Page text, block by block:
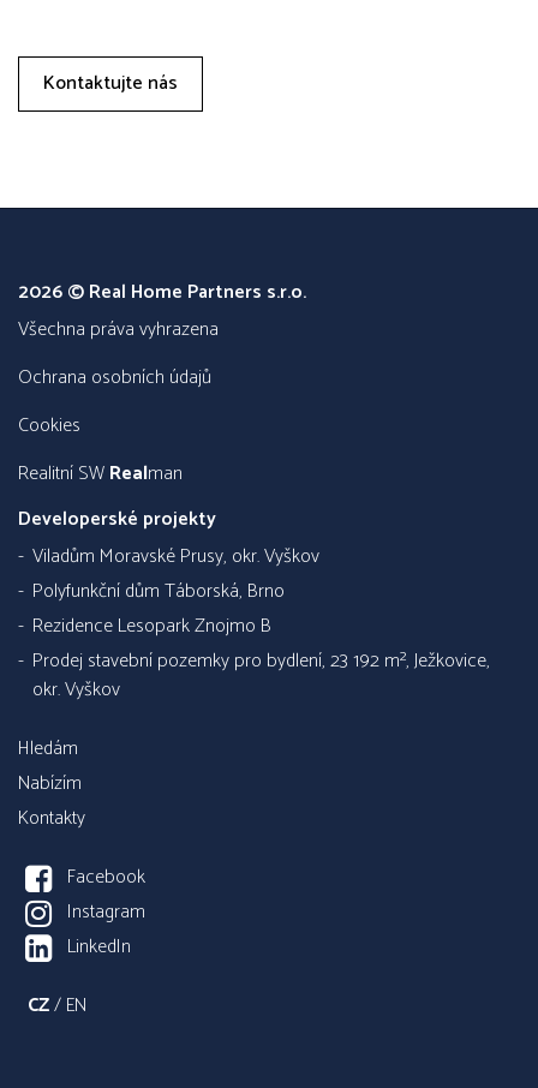
Kontaktujte nás
2026 © Real Home Partners s.r.o.
všechna práva vyhrazena
Ochrana osobních údajů
Cookies
Realitní SWRealman
Developerské projekty
Viladům Moravské Prusy, okr. Vyškov
Polyfunkční dům Táborská, Brno
Rezidence Lesopark Znojmo B
Prodej stavební pozemky pro bydlení, 23 192 m², Ježkovice,
okr. Vyškov
Hledám
Nabízím
Kontakty
Facebook
Instagram
LinkedIn
CZ/EN